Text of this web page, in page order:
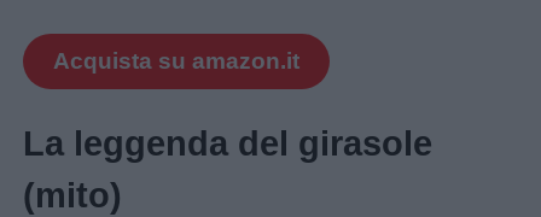
Acquista su amazon.it
La leggenda del girasole
(mito)